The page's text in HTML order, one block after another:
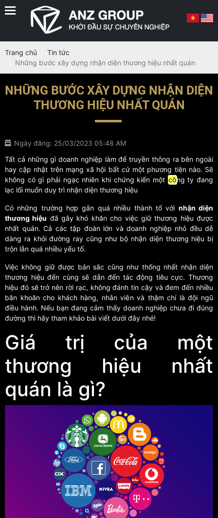
Trang chủ
Tin tức
Những bước xây dựng nhận diện thương hiệu nhất quán
NHỮNG BƯỚC XÂY DỰNG NHẬN DIỆN
THƯƠNG HIỆU NHẤT QUÁN
Ngày đăng: 25/03/2023 05:48 AM
Tất cả những gì doanh nghiệp làm để truyền thông ra bên ngoài
hay cập nhật trên mạng xã hội bất cứ một phương tiện nào. Sẽ
không có gì phải ngạc nhiên khi chứng kiến một công ty đang
lạc lối muốn duy trì nhận diện thương hiệu
Có những trường hợp gắn quá nhiều thành tố với nhận diện
thương hiệu đã gây khó khăn cho việc giữ thương hiệu được
nhất quán. Cả các tập đoàn lớn và doanh nghiệp nhỏ đều dễ
dàng ra khỏi đường ray cũng như bộ nhận diện thương hiệu bị
trộn lẫn quá nhiều yếu tố.
Việc không giữ được bản sắc cũng như thống nhất nhận diện
thương hiệu đến cùng sẽ dẫn đến tác động tiêu cực. Thương
hiệu đó sẽ trở nên rời rạc, không đánh tin cậy và đem đến nhiều
băn khoăn cho khách hàng, nhân viên và thậm chí là đội ngũ
điều hành. Nếu bạn đang cảm thấy doanh nghiệp chưa đi đúng
đường thì hãy tham khảo bài viết dưới đây nhé!
Giá trị của một
thương hiệu nhất
quán là gì?